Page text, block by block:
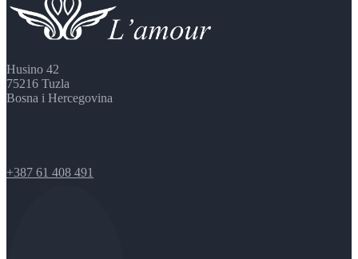
Husino 42
75216 Tuzla
Bosna i Hercegovina
+387 61 408 491